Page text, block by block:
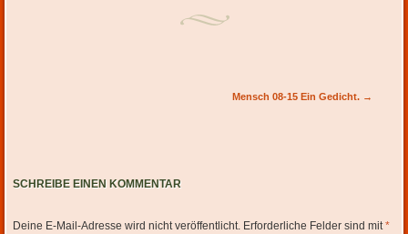
Mensch 08-15 Ein Gedicht. →
SCHREIBE EINEN KOMMENTAR
Deine E-Mail-Adresse wird nicht veröffentlicht. Erforderliche Felder sind mit*